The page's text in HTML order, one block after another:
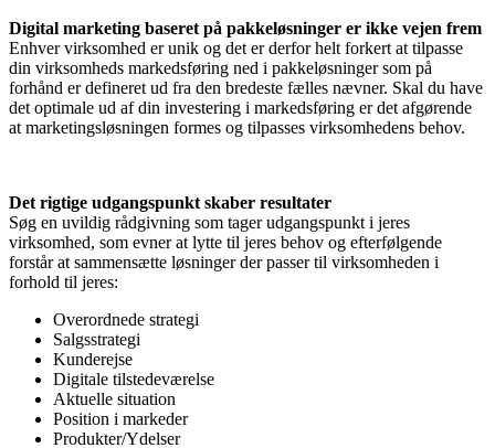
Digital marketing baseret på pakkeløsninger er ikke vejen frem
Enhver virksomhed er unik og det er derfor helt forkert at tilpasse
din virksomheds markedsføring ned i pakkeløsninger som på
forhånd er defineret ud fra den bredeste fælles nævner. Skal du have
det optimale ud af din investering i markedsføring er det afgørende
at marketingsløsningen formes og tilpasses virksomhedens behov.
Det rigtige udgangspunkt skaber resultater
Søg en uvildig rådgivning som tager udgangspunkt i jeres
virksomhed, som evner at lytte til jeres behov og efterfølgende
forstår at sammensætte løsninger der passer til virksomheden i
forhold til jeres:
Overordnede strategi
Salgsstrategi
Kunderejse
Digitale tilstedeværelse
Aktuelle situation
Position i markeder
Produkter/Ydelser